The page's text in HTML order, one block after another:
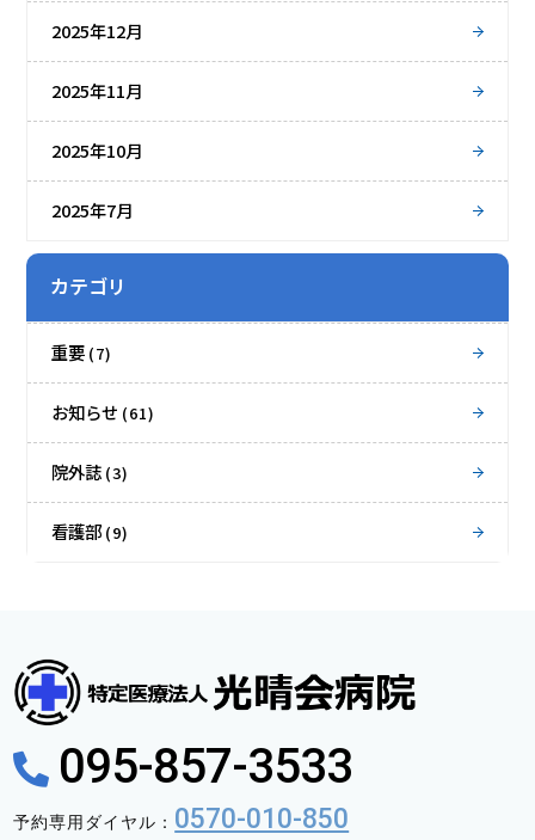
2025年12月
2025年11月
2025年10月
2025年7月
カテゴリ
重要 (7)
お知らせ (61)
院外誌 (3)
看護部 (9)
095-857-3533
予約専用ダイヤル： 0570-010-850